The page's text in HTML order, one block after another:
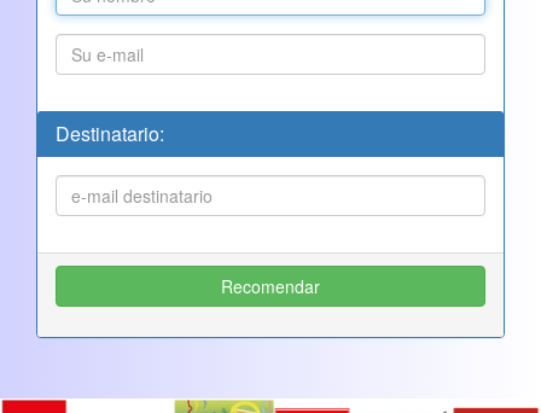
Destinatario: